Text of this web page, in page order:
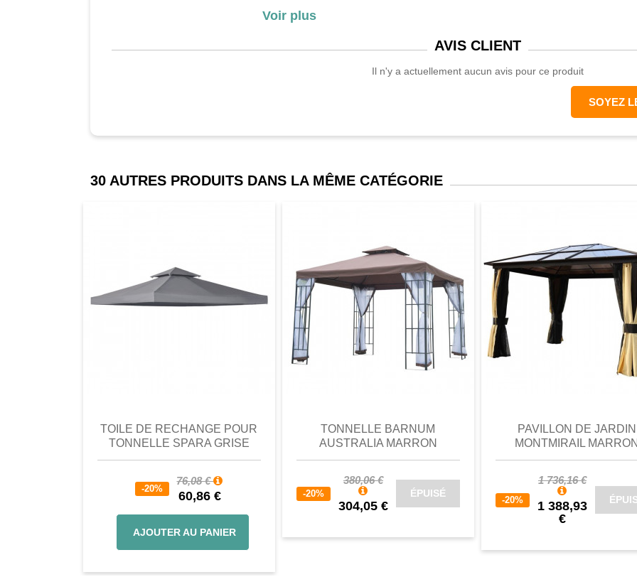
Voir plus
AVISCLIENT
Il n'y a actuellement aucun avis pour ce produit
SOYEZ
30 AUTRES PRODUITS DANS LA MÊME CATÉGORIE
TOILE DE RECHANGE POUR
TONNELLE SPARA GRISE
-20%
76,08 €
60,86 €
AJOUTER AU PANIER
TONNELLE BARNUM
AUSTRALIA MARRON
-20%
380,06 €
304,05 €
ÉPUISÉ
PAVILLON DE JARDIN
MONTMIRAIL MARRON
-20%
1 736,16 €
1 388,93
€